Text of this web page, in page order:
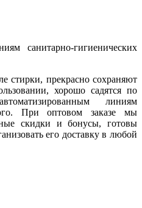
санитарно-гигиенических
стирки, прекрасно сохраняют
хорошо садятся по
линиям
При оптовом заказе мы
скидки и бонусы, готовы
его доставку в любой